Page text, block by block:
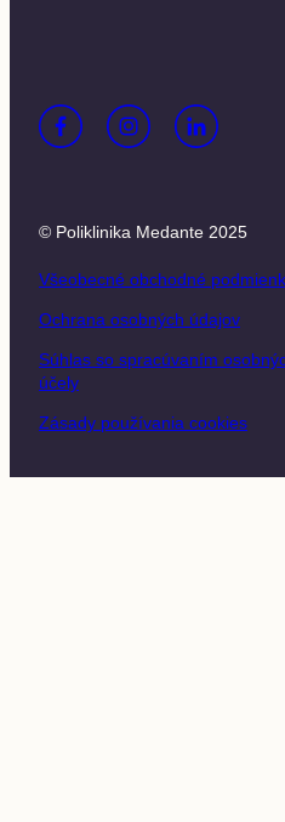
© Poliklinika Medante 2025
Všeobecné obchodné
Ochrana osobných údajov
Súhlas so spracúvaním
účely
Zásady používania cookies